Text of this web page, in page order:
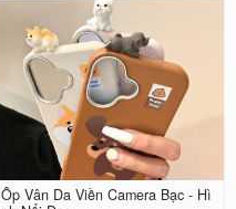
Ốp Vân Da Viền Camera Bạc - Hì